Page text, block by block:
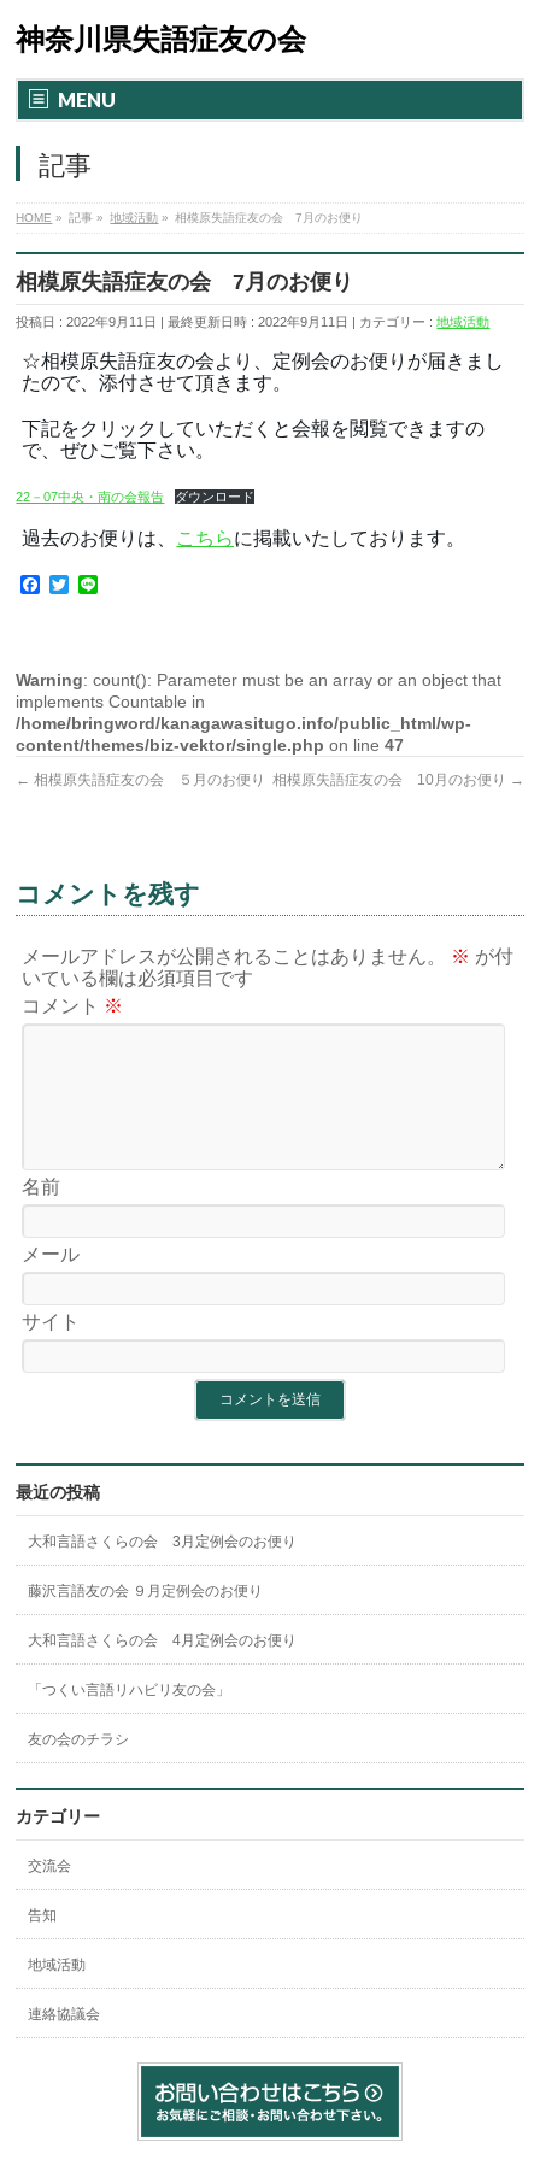
神奈川県失語症友の会
MENU
記事
HOME » 記事 » 地域活動 » 相模原失語症友の会 7月のお便り
相模原失語症友の会 7月のお便り
投稿日 : 2022年9月11日 最終更新日時 : 2022年9月11日 カテゴリー :地域活動
☆相模原失語症友の会より、定例会のお便りが届きまし
たので、添付させて頂きます。
下記をクリックしていただくと会報を閲覧できますの
で、ぜひご覧下さい。
22－07中央・南の会報告 ダウンロード
過去のお便りは、 こちらに掲載いたしております。
Facebook
Twitter
Warning: count(): Parameter must be an array or an object that
implements Countable in
/home/bringword/kanagawasitugo.info/public_html/wp-
content/themes/biz-vektor/single.php on line47
← 相模原失語症友の会 ５月のお便り 相模原失語症友の会 10月のお便り →
コメントを残す
メールアドレスが公開されることはありません。 ※ が付
いている欄は必須項目です
コメント ※
名前
メール
サイト
最近の投稿
大和言語さくらの会 3月定例会のお便り
藤沢言語友の会 ９月定例会のお便り
大和言語さくらの会 4月定例会のお便り
「つくい言語リハビリ友の会」
友の会のチラシ
カテゴリー
交流会
告知
地域活動
連絡協議会